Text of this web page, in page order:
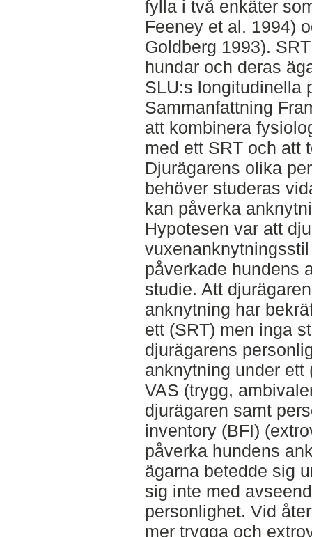
fylla i två enkäter
Feeney et al. 1994)
Goldberg 1993).
hundar och deras
SLU:s longitudinella
Sammanfattning
att kombinera
med ett SRT och att
Djurägarens olika
behöver studeras
kan påverka
Hypotesen var att
påverkade hundens
studie. Att
anknytning har
ett (SRT) men inga
djurägarens
anknytning under ett
VAS (trygg,
djurägaren samt
inventory (BFI)
påverka hundens
ägarna betedde sig
sig inte med
personlighet. Vid
mer trygga och